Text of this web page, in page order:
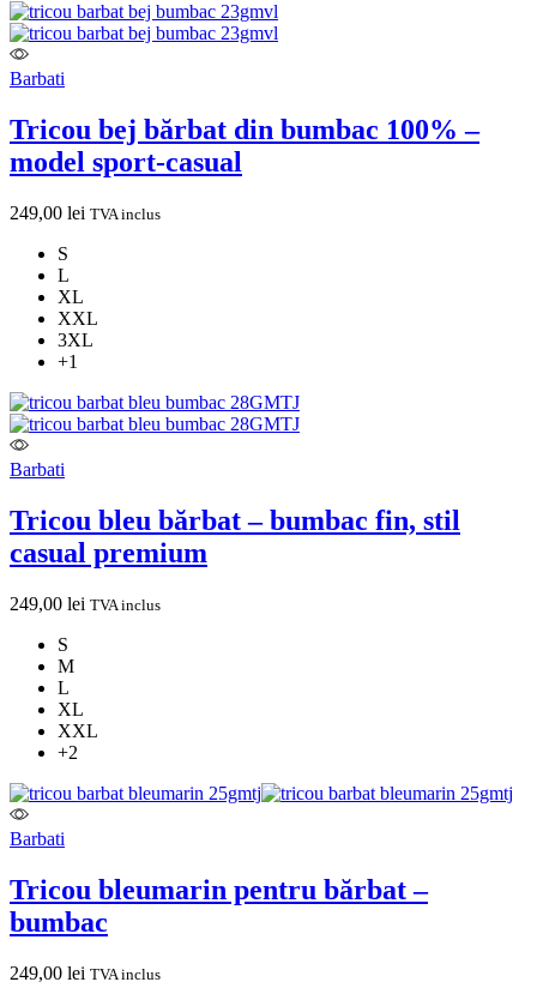
Barbati
Tricou bej bărbat din bumbac 100% –
model sport-casual
249,00 lei TVA inclus
S
L
XL
XXL
3XL
+1
Barbati
Tricou bleu bărbat – bumbac fin, stil
casual premium
249,00 lei TVA inclus
S
M
L
XL
XXL
+2
Barbati
Tricou bleumarin pentru bărbat –
bumbac
249,00 lei TVA inclus